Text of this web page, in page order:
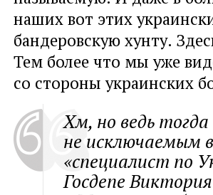
наших вот этих
бандеровскую хунту.
Тем более что мы уже
со стороны украинских
Хм, но ведь
не исключаемым
«специалист по
Госдепе